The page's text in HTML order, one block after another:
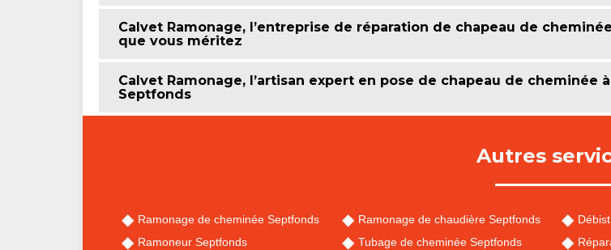
Calvet Ramonage, l’entreprise de réparation de chapeau de cheminée
que vous méritez
Calvet Ramonage, l’artisan expert en pose de chapeau de cheminée à
Septfonds
Autres
Ramonage de cheminée Septfonds
Ramoneur Septfonds
Ramonage de chaudière Septfonds
Tubage de cheminée Septfonds